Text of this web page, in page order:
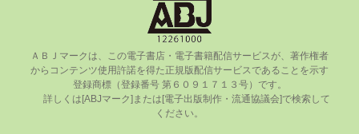
ＡＢＪマークは、この電⼦書店・電⼦書籍配信サービスが、著作権者
からコンテンツ使⽤許諾を得た正規版配信サービスであることを⽰す
登録商標（登録番号 第６０９１７１３号）です。
ください。